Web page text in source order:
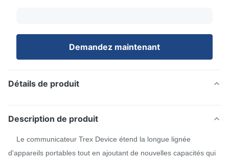
Demandez maintenant
Détails de produit
Description de produit
Le communicateur Trex Device étend la longue lignée
d'appareils portables tout en ajoutant de nouvelles capacités qui